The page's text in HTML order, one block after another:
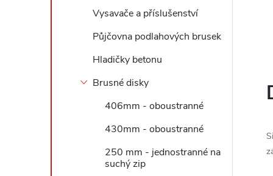
Vysavače a příslušenství
Půjčovna podlahových brusek
Hladičky betonu
Brusné disky
406mm - oboustranné
430mm - oboustranné
250 mm - jednostranné na
suchý zip